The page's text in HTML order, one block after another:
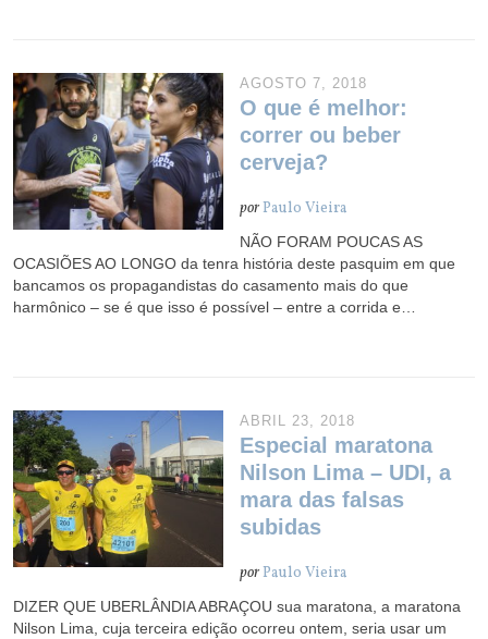
AGOSTO 7, 2018
O que é melhor:
correr ou beber
cerveja?
porPaulo Vieira
NÃO FORAM POUCAS AS
OCASIÕES AO LONGO da tenra história deste pasquim em que
bancamos os propagandistas do casamento mais do que
harmônico – se é que isso é possível – entre a corrida e…
ABRIL 23, 2018
Especial maratona
Nilson Lima – UDI, a
mara das falsas
subidas
porPaulo Vieira
DIZER QUE UBERLÂNDIA ABRAÇOU sua maratona, a maratona
Nilson Lima, cuja terceira edição ocorreu ontem, seria usar um